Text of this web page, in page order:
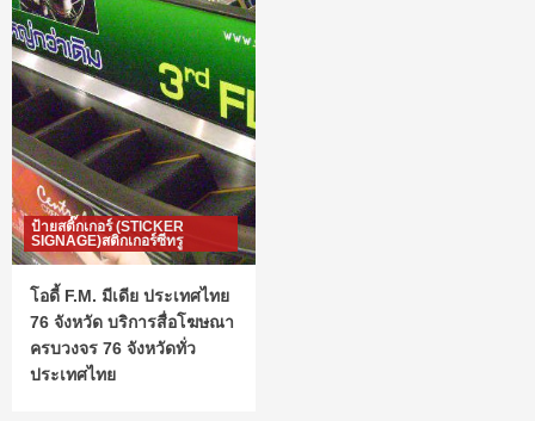
ป้ายสติ๊กเกอร์ (STICKER
SIGNAGE)สติกเกอร์ซีทรู
โอดี้ F.M. มีเดีย ประเทศไทย
76 จังหวัด บริการสื่อโฆษณา
ครบวงจร 76 จังหวัดทั่ว
ประเทศไทย